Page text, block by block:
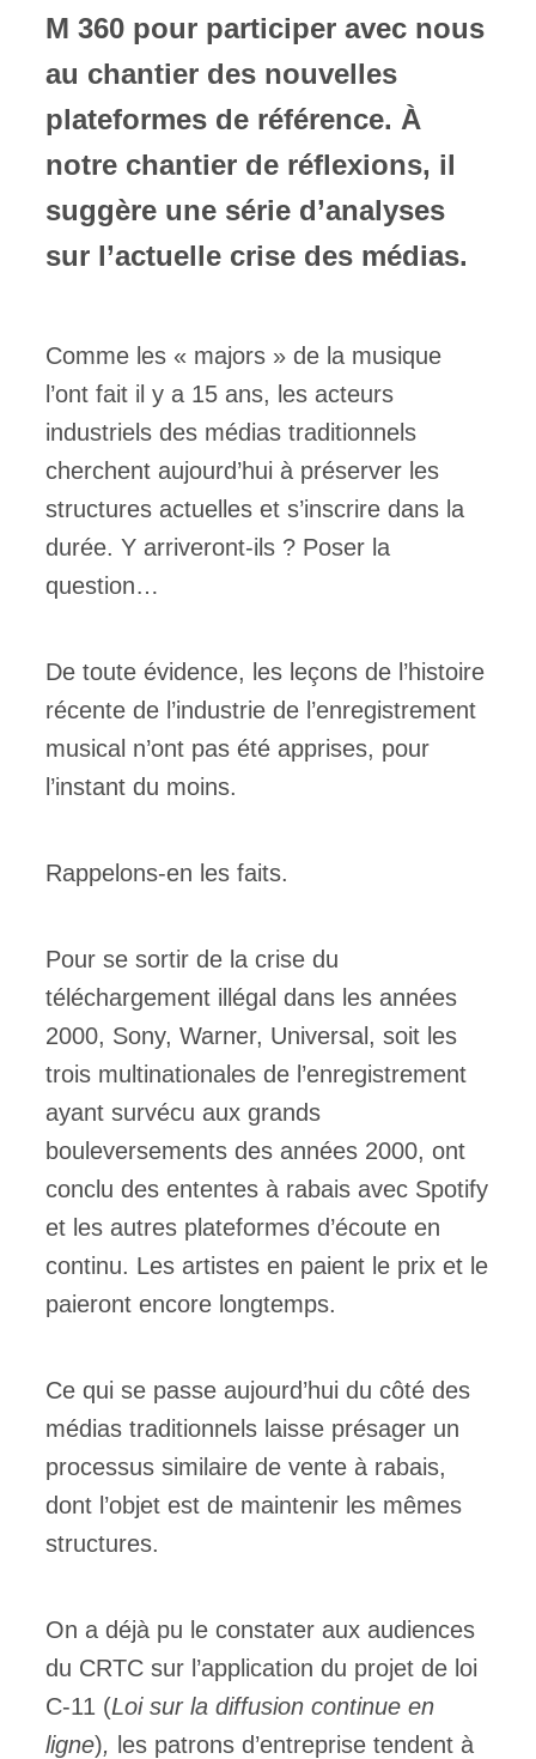
M 360 pour participer avec nous
au chantier des nouvelles
plateformes de référence. À
notre chantier de réflexions, il
suggère une série d’analyses
sur l’actuelle crise des médias.
Comme les « majors » de la musique
l’ont fait il y a 15 ans, les acteurs
industriels des médias traditionnels
cherchent aujourd’hui à préserver les
structures actuelles et s’inscrire dans la
durée. Y arriveront-ils ? Poser la
question…
De toute évidence, les leçons de l’histoire
récente de l’industrie de l’enregistrement
musical n’ont pas été apprises, pour
l’instant du moins.
Rappelons-en les faits.
Pour se sortir de la crise du
téléchargement illégal dans les années
2000, Sony, Warner, Universal, soit les
trois multinationales de l’enregistrement
ayant survécu aux grands
bouleversements des années 2000, ont
conclu des ententes à rabais avec Spotify
et les autres plateformes d’écoute en
continu. Les artistes en paient le prix et le
paieront encore longtemps.
Ce qui se passe aujourd’hui du côté des
médias traditionnels laisse présager un
processus similaire de vente à rabais,
dont l’objet est de maintenir les mêmes
structures.
On a déjà pu le constater aux audiences
du CRTC sur l’application du projet de loi
C-11 (Loi sur la diffusion continue en
ligne), les patrons d’entreprise tendent à